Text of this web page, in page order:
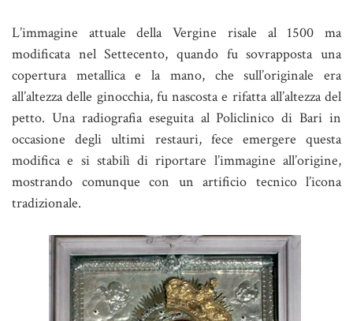
L’immagine attuale della Vergine risale al 1500 ma
modificata nel Settecento, quando fu sovrapposta una
copertura metallica e la mano, che sull’originale era
all’altezza delle ginocchia, fu nascosta e rifatta all’altezza del
petto. Una radiografia eseguita al Policlinico di Bari in
occasione degli ultimi restauri, fece emergere questa
modifica e si stabilì di riportare l’immagine all’origine,
mostrando comunque con un artificio tecnico l’icona
tradizionale.